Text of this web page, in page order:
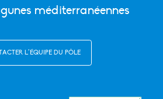
méditerranéennes
L’ÉQUIPE DU PÔLE